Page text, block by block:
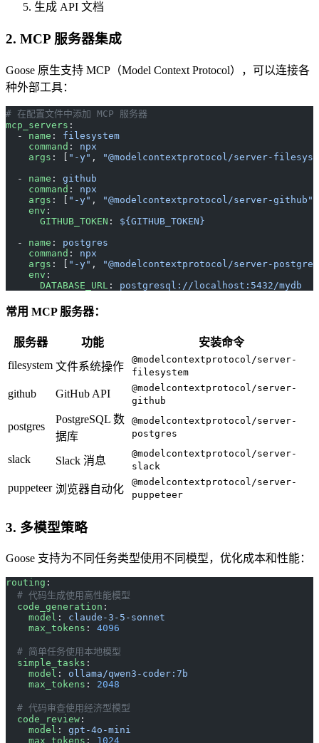
生成 API 文档
2. MCP 服务器集成
Goose 原生支持 MCP（Model Context Protocol），可以连接各
种外部工具：
# 在配置文件中添加 MCP 服务器
mcp_servers :
  -
name : filesystem
    command
: npx
    args
: [ "-y" ,
"@modelcontextprotocol/server-
  -
name : github
    command
: npx
    args
: [ "-y" , "@modelcontextprotocol/server-github"
    env
:
      GITHUB_TOKEN
: ${GITHUB_TOKEN}
  -
name : postgres
    command
: npx
    args
: [ "-y" ,
"@modelcontextprotocol/server-
    env
:
      DATABASE_URL
: postgresql://localhost:5432/mydb
常用 MCP 服务器：
服务器 功能
安装命令
filesystem 文件系统操作
@modelcontextprotocol/server-
filesystem
github GitHub API
@modelcontextprotocol/server-
github
postgres
PostgreSQL 数
据库
@modelcontextprotocol/server-
postgres
slack Slack 消息
@modelcontextprotocol/server-
slack
puppeteer 浏览器自动化
@modelcontextprotocol/server-
puppeteer
3. 多模型策略
Goose 支持为不同任务类型使用不同模型，优化成本和性能：
routing :
  # 代码生成使用高性能模型
  code_generation
:
    model
: claude-3-5-sonnet
    max_tokens
: 4096
  # 简单任务使用本地模型
  simple_tasks
:
    model
: ollama/qwen3-coder:7b
    max_tokens
: 2048
  # 代码审查使用经济型模型
  code_review
:
    model
: gpt-4o-mini
    max_tokens
: 1024